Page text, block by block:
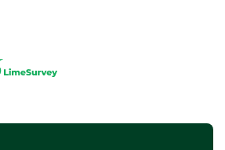
Decisions
how astrology influences
process.